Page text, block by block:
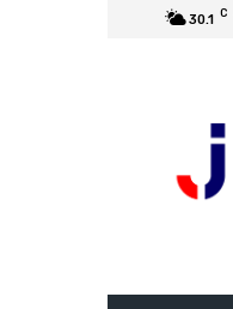
30.1 C